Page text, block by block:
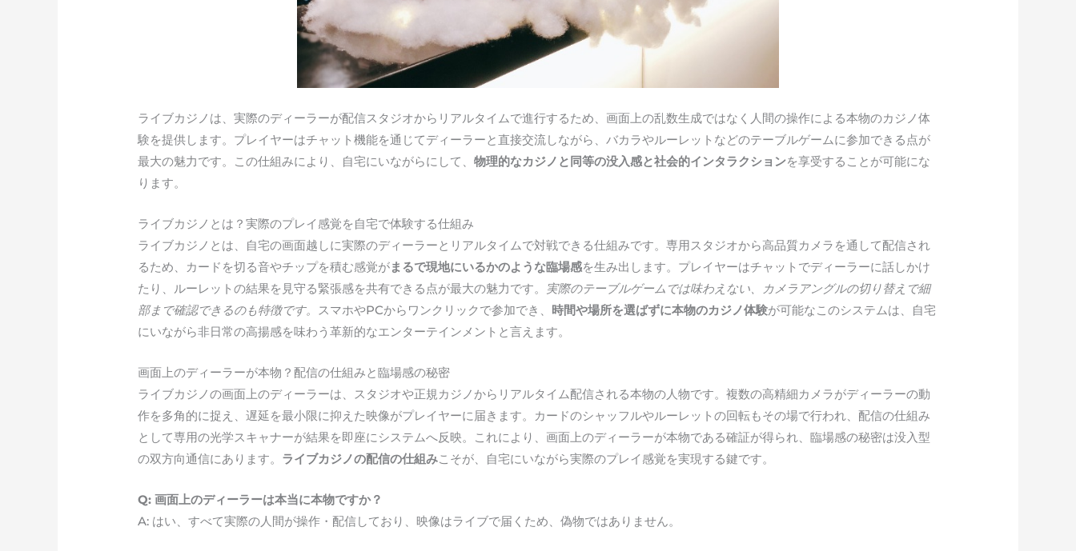
ライブカジノは、実際のディーラーが配信スタジオからリアルタイムで進行するため、画面上の乱数生成ではなく人間の操作による本物のカジノ体
験を提供します。プレイヤーはチャット機能を通じてディーラーと直接交流しながら、バカラやルーレットなどのテーブルゲームに参加できる点が
最大の魅力です。この仕組みにより、自宅にいながらにして、物理的なカジノと同等の没入感と社会的インタラクションを享受することが可能にな
ります。
ライブカジノとは？実際のプレイ感覚を自宅で体験する仕組み
ライブカジノとは、自宅の画面越しに実際のディーラーとリアルタイムで対戦できる仕組みです。専用スタジオから高品質カメラを通して配信され
るため、カードを切る音やチップを積む感覚がまるで現地にいるかのような臨場感を生み出します。プレイヤーはチャットでディーラーに話しかけ
たり、ルーレットの結果を見守る緊張感を共有できる点が最大の魅力です。
実際のテーブルゲームでは味わえない、カメラアングルの切り替えで細
部まで確認できるのも特徴です。 スマホやPCからワンクリックで参加でき、 時間や場所を選ばずに本物のカジノ体験が可能なこのシステムは、自宅
にいながら非日常の高揚感を味わう革新的なエンターテインメントと言えます。
画面上のディーラーが本物？配信の仕組みと臨場感の秘密
ライブカジノの画面上のディーラーは、スタジオや正規カジノからリアルタイム配信される本物の人物です。複数の高精細カメラがディーラーの動
作を多角的に捉え、遅延を最小限に抑えた映像がプレイヤーに届きます。カードのシャッフルやルーレットの回転もその場で行われ、配信の仕組み
として専用の光学スキャナーが結果を即座にシステムへ反映。これにより、画面上のディーラーが本物である確証が得られ、臨場感の秘密は没入型
の双方向通信にあります。 ライブカジノの配信の仕組みこそが、自宅にいながら実際のプレイ感覚を実現する鍵です。
Q: 画面上のディーラーは本当に本物ですか？
A: はい、すべて実際の人間が操作・配信しており、映像はライブで届くため、偽物ではありません。